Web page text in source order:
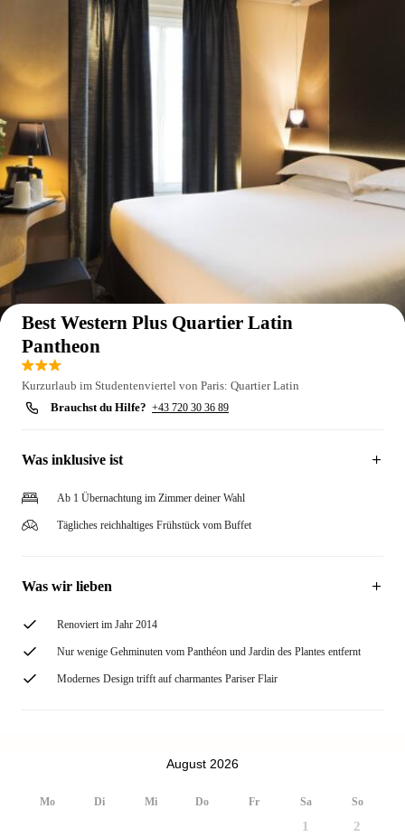
Auf der Karte anzeigen
Best Western Plus Quartier Latin
Pantheon
Kurzurlaub im Studentenviertel von Paris: Quartier Latin
Brauchst du Hilfe? +43 720 30 36 89
Was inklusive ist
Ab 1 Übernachtung im Zimmer deiner Wahl
Tägliches reichhaltiges Frühstück vom Buffet
Was wir lieben
Renoviert im Jahr 2014
Nur wenige Gehminuten vom Panthéon und Jardin des Plantes entfernt
Modernes Design trifft auf charmantes Pariser Flair
August 2026
Mo Di Mi Do Fr Sa So
1 2